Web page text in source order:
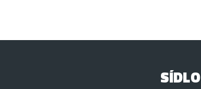
SÍDLO